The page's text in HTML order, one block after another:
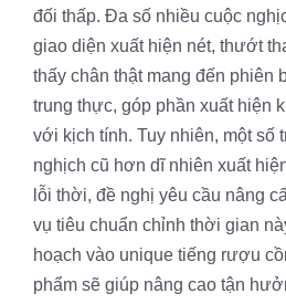
đối thấp. Đa số nhiều cuộc
giao diện xuất hiện nét, thướt
thấy chân thật mang đến phiên
trung thực, góp phần xuất hiện
với kịch tính. Tuy nhiên, một số
nghịch cũ hơn dĩ nhiên xuất
lỗi thời, đề nghị yêu cầu nâng
vụ tiêu chuẩn chỉnh thời gian
hoạch vào unique tiếng rượu
phẩm sẽ giúp nâng cao tận